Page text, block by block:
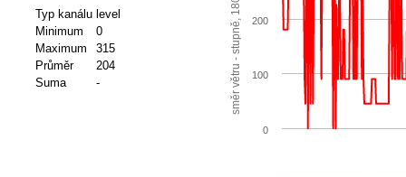
Typ kanálu level
Minimum
0
Maximum
315
Průměr
204
Suma
- směr větru - stupně, 180=jih
0
100
200